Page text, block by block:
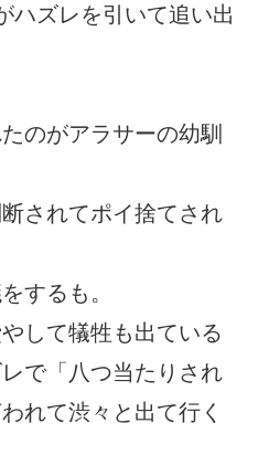
ハズレを引いて追い出
のがアラサーの幼馴
されてポイ捨てされ
するも。
して犠牲も出ている
で「八つ当たりされ
れて渋々と出て行く